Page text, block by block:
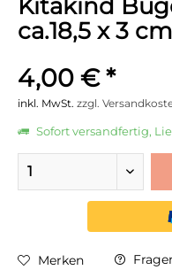
Kitakind
ca.18,5 x 3 cm
4,00 € *
inkl. MwSt. zzgl.
Sofort versandfertig,
Merken